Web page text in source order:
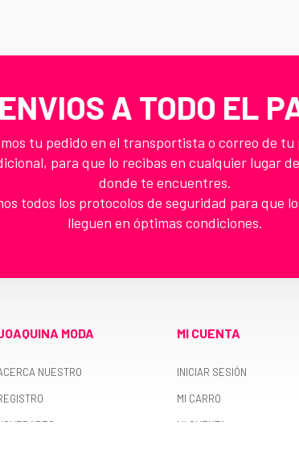
ENVIOS A TODO EL
tu pedido en el transportista o correo de
para que lo recibas en cualquier lugar
donde te encuentres.
todos los protocolos de seguridad para que
lleguen en óptimas condiciones.
MODA
NUESTRO
MI CUENTA
INICIAR SESIÓN
MI CARRO
MI CUENTA